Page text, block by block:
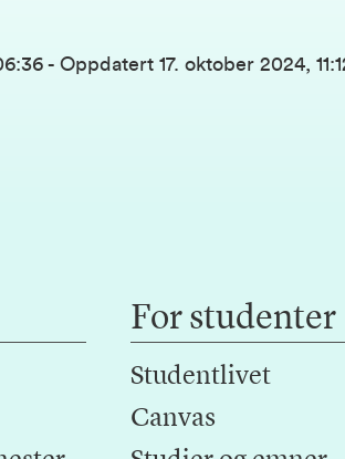
- Oppdatert 17. oktober 2024,
For studenter
Studentlivet
Canvas